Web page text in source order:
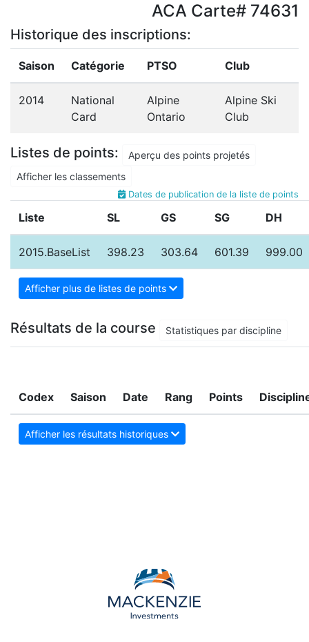
ACA Carte# 74631
Historique des inscriptions:
Saison Catégorie PTSO Club
2014
National
Card
Alpine
Ontario
Alpine Ski
Club
Listes de points:
Aperçu des points projetés
Afficher les classements
Dates de publication de la liste de points
Liste SL GS SG DH
2015.BaseList 398.23 303.64 601.39 999.00
Afficher plus de listes de points
Résultats de la course Statistiques par discipline
Codex Saison Date Rang Points
Afficher les résultats historiques